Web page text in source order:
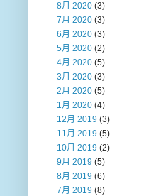
8月 2020 (3)
7月 2020 (3)
6月 2020 (3)
5月 2020 (2)
4月 2020 (5)
3月 2020 (3)
2月 2020 (5)
1月 2020 (4)
12月 2019 (3)
11月 2019 (5)
10月 2019 (2)
9月 2019 (5)
8月 2019 (6)
7月 2019 (8)